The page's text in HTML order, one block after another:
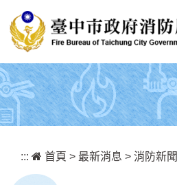
::: 首頁 > 最新消息 > 消防新聞